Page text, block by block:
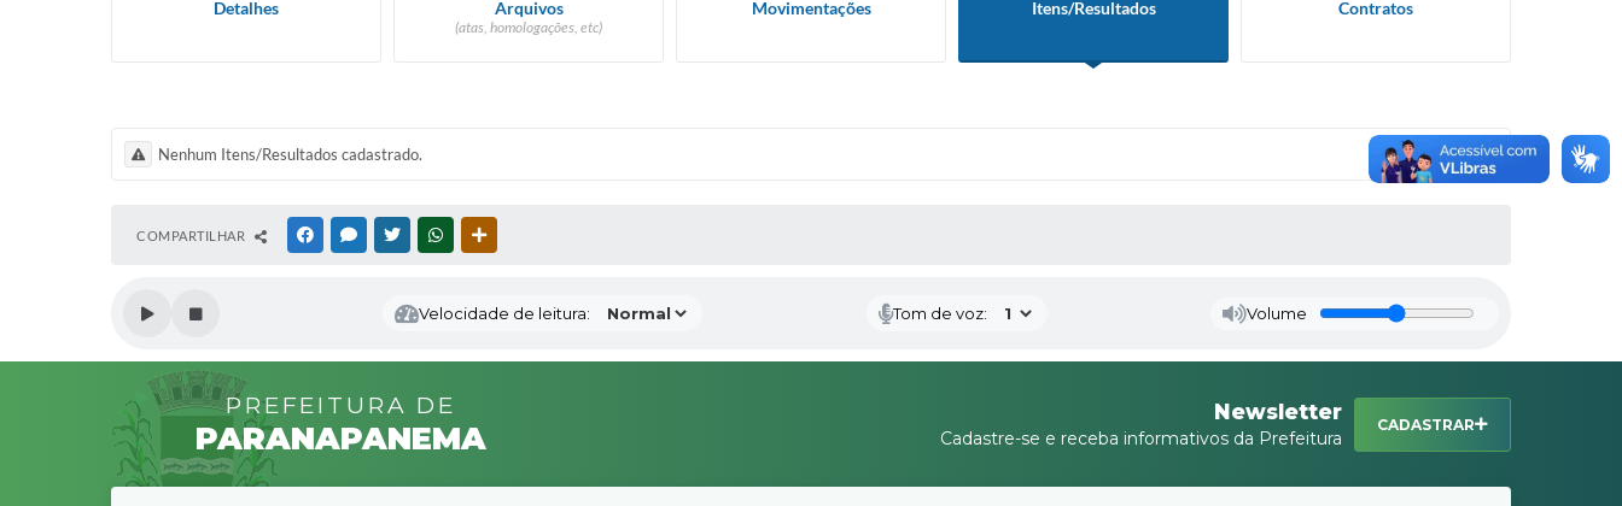
Detalhes Arquivos
(atas, homologações, etc)
Movimentações Itens/Resultados Contratos
Nenhum Itens/Resultados cadastrado.
COMPARTILHAR FACEBOOKMESSENGER
TWITTERWHATSAPP
Velocidade de leitura: Tom de voz: Volume
PREFEITURA DE
PARANAPANEMA
Newsletter
Cadastre-se e receba informativos da Prefeitura
CADASTRAR